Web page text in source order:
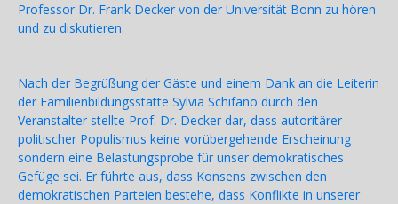
Professor Dr. Frank Decker von der Universität Bonn zu hören
und zu diskutieren.
Nach der Begrüßung der Gäste und einem Dank an die Leiterin
der Familienbildungsstätte Sylvia Schifano durch den
Veranstalter stellte Prof. Dr. Decker dar, dass autoritärer
politischer Populismus keine vorübergehende Erscheinung
sondern eine Belastungsprobe für unser demokratisches
Gefüge sei. Er führte aus, dass Konsens zwischen den
demokratischen Parteien bestehe, dass Konflikte in unserer